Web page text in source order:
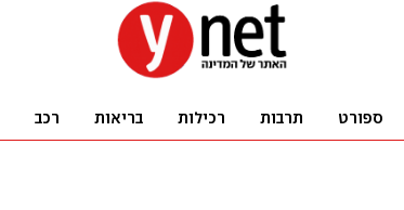
ספורט תרבות רכילות בריאות רכב